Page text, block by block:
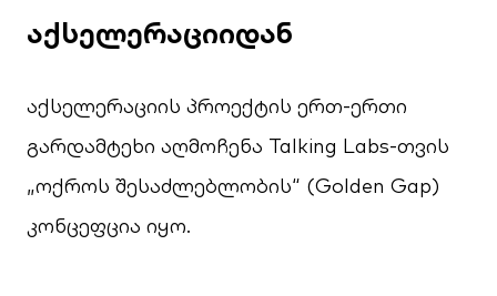
აქსელერაციიდან
აქსელერაციის პროექტის ერთ-ერთი
გარდამტეხი აღმოჩენა Talking Labs-თვის
„ოქროს შესაძლებლობის“ (Golden Gap)
კონცეფცია იყო.